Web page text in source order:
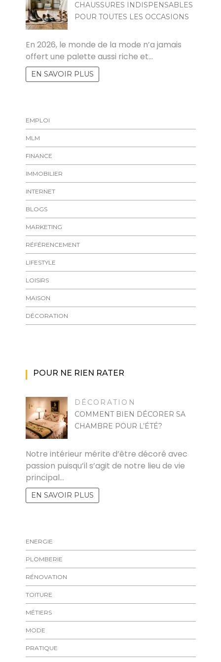
CHAUSSURES INDISPENSABLES
POUR TOUTES LES OCCASIONS
En 2026, le monde de la mode n’a jamais
offert une palette aussi riche et…
EN SAVOIR PLUS
EMPLOI
MLM
FINANCE
IMMOBILIER
INTERNET
BLOGS
MARKETING
RÉFÉRENCEMENT
LIFESTYLE
LOISIRS
MAISON
DÉCORATION
POUR NE RIEN RATER
DÉCORATION
COMMENT BIEN DÉCORER SA
CHAMBRE POUR L’ÉTÉ?
Notre intérieur mérite d’être décoré avec
passion puisqu’il s’agit de notre lieu de vie
principal…
EN SAVOIR PLUS
ENERGIE
PLOMBERIE
RÉNOVATION
TOITURE
MÉTIERS
MODE
PRATIQUE